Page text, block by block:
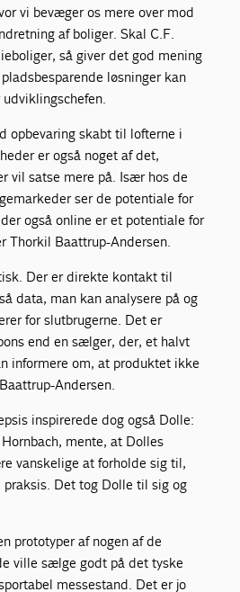
vi bevæger os mere over mod
af boliger. Skal C.F.
så giver det god mening
løsninger kan
opbevaring skabt til lofterne i
er også noget af det,
vil satse mere på. Især hos de
ser de potentiale for
også online er et potentiale for
Thorkil Baattrup-Andersen.
Der er direkte kontakt til
data, man kan analysere på og
for slutbrugerne. Det er
end en sælger, der, et halvt
informere om, at produktet ikke
Andersen.
inspirerede dog også Dolle:
mente, at Dolles
vanskelige at forholde sig til,
Det tog Dolle til sig og
prototyper af nogen af de
ville sælge godt på det tyske
messestand. Det er jo